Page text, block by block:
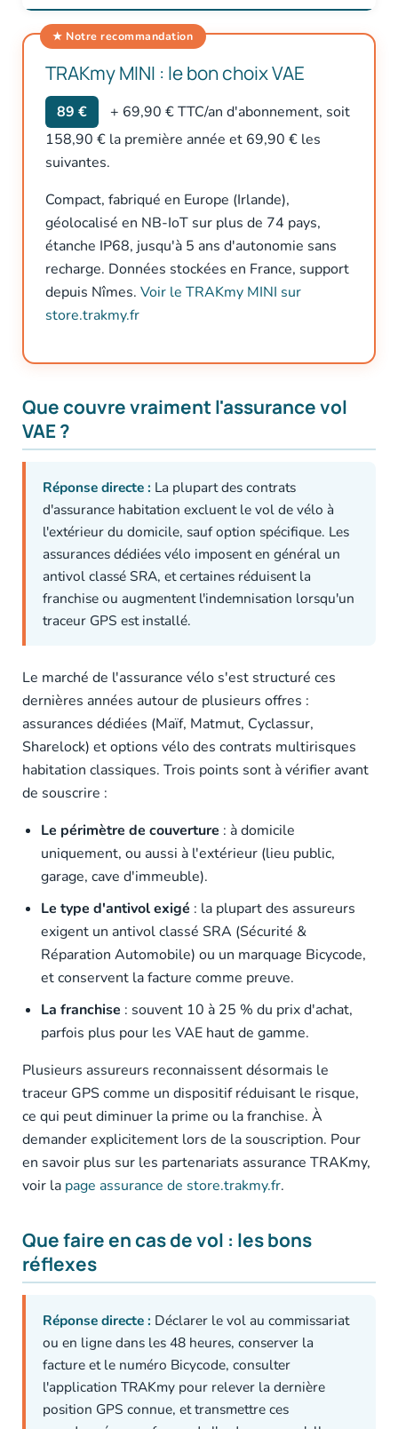
TRAKmy MINI : le bon choix VAE
89 €
+ 69,90 € TTC/an d'abonnement, soit
158,90 € la première année et 69,90 € les
suivantes.
Compact, fabriqué en Europe (Irlande),
géolocalisé en NB-IoT sur plus de 74 pays,
étanche IP68, jusqu'à 5 ans d'autonomie sans
recharge. Données stockées en France, support
depuis Nîmes. Voir le TRAKmy MINI sur
store.trakmy.fr
Que couvre vraiment l'assurance vol
VAE ?
Réponse directe : La plupart des contrats
d'assurance habitation excluent le vol de vélo à
l'extérieur du domicile, sauf option spécifique. Les
assurances dédiées vélo imposent en général un
antivol classé SRA, et certaines réduisent la
franchise ou augmentent l'indemnisation lorsqu'un
traceur GPS est installé.
Le marché de l'assurance vélo s'est structuré ces
dernières années autour de plusieurs offres :
assurances dédiées (Maïf, Matmut, Cyclassur,
Sharelock) et options vélo des contrats multirisques
habitation classiques. Trois points sont à vérifier avant
de souscrire :
Le périmètre de couverture : à domicile
uniquement, ou aussi à l'extérieur (lieu public,
garage, cave d'immeuble).
Le type d'antivol exigé : la plupart des assureurs
exigent un antivol classé SRA (Sécurité &
Réparation Automobile) ou un marquage Bicycode,
et conservent la facture comme preuve.
La franchise : souvent 10 à 25 % du prix d'achat,
parfois plus pour les VAE haut de gamme.
Plusieurs assureurs reconnaissent désormais le
traceur GPS comme un dispositif réduisant le risque,
ce qui peut diminuer la prime ou la franchise. À
demander explicitement lors de la souscription. Pour
en savoir plus sur les partenariats assurance TRAKmy,
voir la page assurance de store.trakmy.fr.
Que faire en cas de vol : les bons
réflexes
Réponse directe : Déclarer le vol au commissariat
ou en ligne dans les 48 heures, conserver la
facture et le numéro Bicycode, consulter
l'application TRAKmy pour relever la dernière
position GPS connue, et transmettre ces